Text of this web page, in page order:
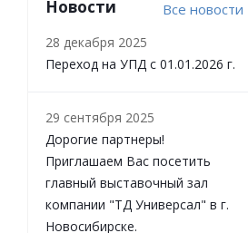
Новости Все новости
28 декабря 2025
Переход на УПД с 01.01.2026 г.
29 сентября 2025
Дорогие партнеры!
Приглашаем Вас посетить
главный выставочный зал
компании "ТД Универсал" в г.
Новосибирске.